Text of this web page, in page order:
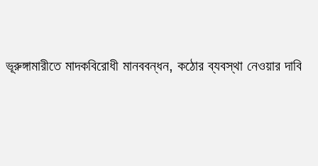
ভূরুঙ্গামারীতে মাদকবিরোধী মানববন্ধন, কঠোর ব্যবস্থা নেওয়ার দাবি